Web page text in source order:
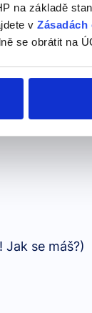
na základě
v
se obrátit na
Tome!)
Jak se máš?)